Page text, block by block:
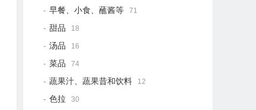
早餐、小食、蘸酱等 71
甜品 18
汤品 16
菜品 74
蔬果汁、蔬果昔和饮料 12
色拉 30